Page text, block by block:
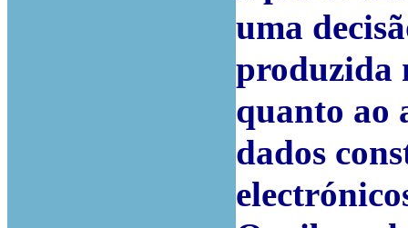
uma
produzida
quanto ao
dados